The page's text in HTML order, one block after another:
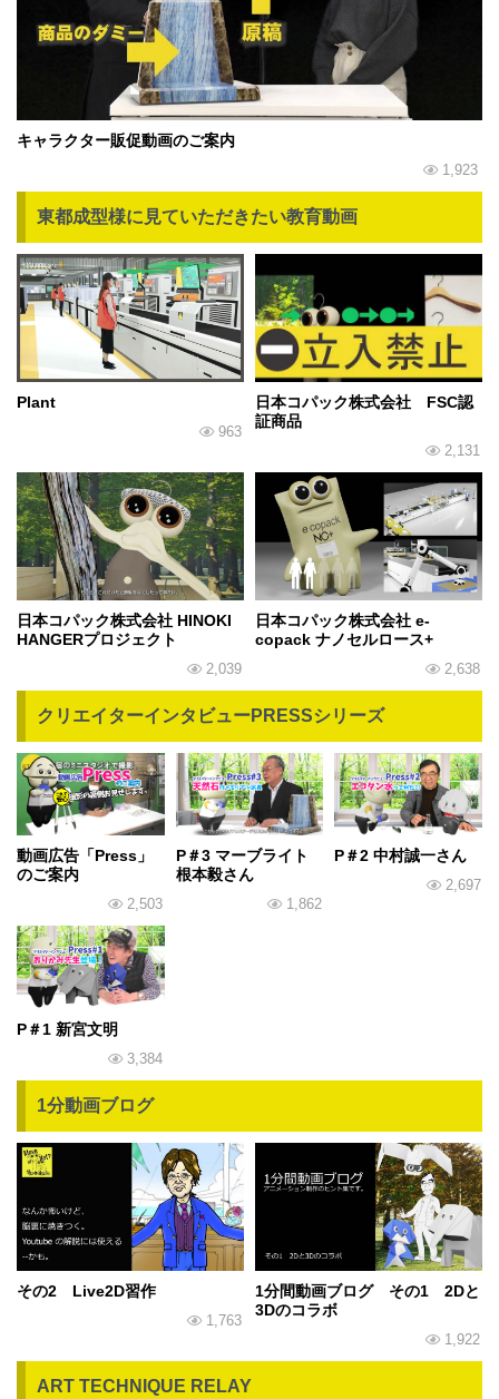
キャラクター販促動画のご案内
1,923
東都成型様に見ていただきたい教育動画
Plant
963
日本コパック株式会社 FSC認
証商品
2,131
日本コパック株式会社 HINOKI
HANGERプロジェクト
2,039
日本コパック株式会社 e-
copack ナノセルロース+
2,638
クリエイターインタビューPRESSシリーズ
動画広告「Press」
のご案内
2,503
P＃3 マーブライト
根本毅さん
1,862
P＃2 中村誠一さん
2,697
P＃1 新宮文明
3,384
1分動画ブログ
その2 Live2D習作
1,763
1分間動画ブログ その1 2Dと
3Dのコラボ
1,922
ART TECHNIQUE RELAY